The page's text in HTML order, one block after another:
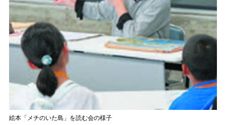
絵本「メチのいた島」を読む会の様子